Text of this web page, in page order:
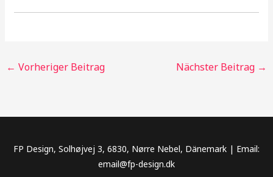
← Vorheriger Beitrag Nächster Beitrag →
FP Design, Solhøjvej 3, 6830, Nørre Nebel, Dänemark | Email:
email@fp-design.dk